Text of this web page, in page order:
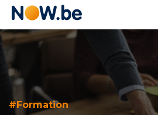
Lien
d'accueil
#Formation